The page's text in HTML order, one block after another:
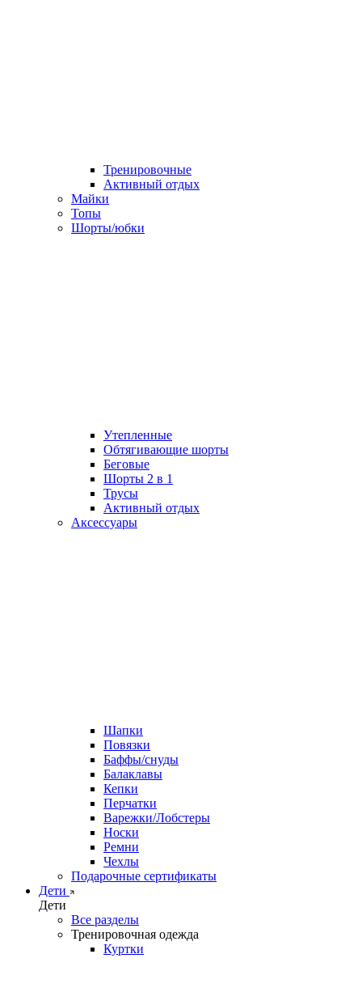
Тренировочные
Активный отдых
Майки
Топы
Шорты/юбки
Утепленные
Обтягивающие шорты
Беговые
Шорты 2 в 1
Трусы
Активный отдых
Аксессуары
Шапки
Повязки
Баффы/снуды
Балаклавы
Кепки
Перчатки
Варежки/Лобстеры
Носки
Ремни
Чехлы
Подарочные сертификаты
Дети
Дети
Все разделы
Тренировочная одежда
Куртки